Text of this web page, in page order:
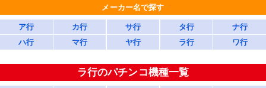
メーカー名で探す
ア行 カ行 サ行 タ行
ナ行
ハ行
マ行 ヤ行 ラ行 ワ行
ラ行のパチンコ機種一覧